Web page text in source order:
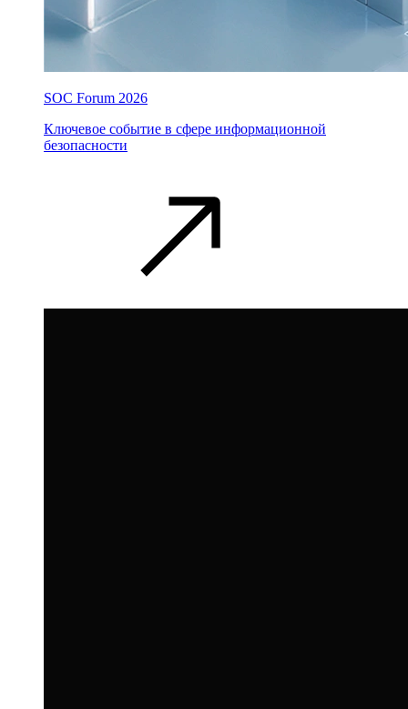
SOC Forum 2026
Ключевое событие в сфере информационной
безопасности